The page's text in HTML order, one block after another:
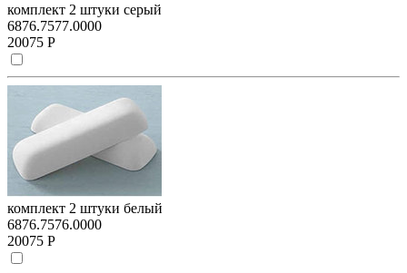
комплект 2 штуки серый
6876.7577.0000
20075 Р
комплект 2 штуки белый
6876.7576.0000
20075 Р